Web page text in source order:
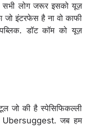
सभी लोग जरूर इसको यूज़
जो इंटरफेस है ना वो काफी
डॉट कॉम को यूज़
जो की है स्पेसिफिकल्ली
जब हम